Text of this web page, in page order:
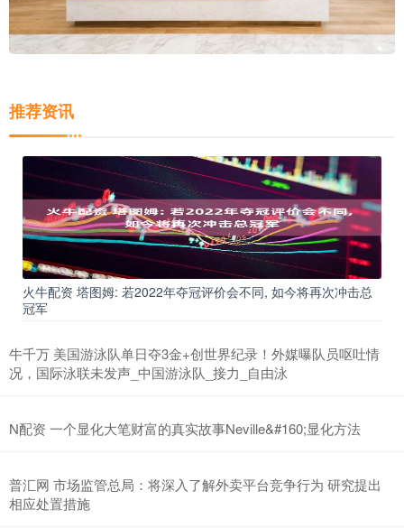
推荐资讯
火牛配资 塔图姆: 若2022年夺冠评价会不同, 如今将再次冲击总
冠军
牛千万 美国游泳队单日夺3金+创世界纪录！外媒曝队员呕吐情
况，国际泳联未发声_中国游泳队_接力_自由泳
N配资 一个显化大笔财富的真实故事Neville&#160;显化方法
普汇网 市场监管总局：将深入了解外卖平台竞争行为 研究提出
相应处置措施